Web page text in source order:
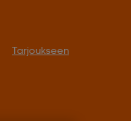
Tarjoukseen